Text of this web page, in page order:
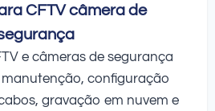
CFTV câmera de
e câmeras de segurança
configuração
gravação em nuvem e